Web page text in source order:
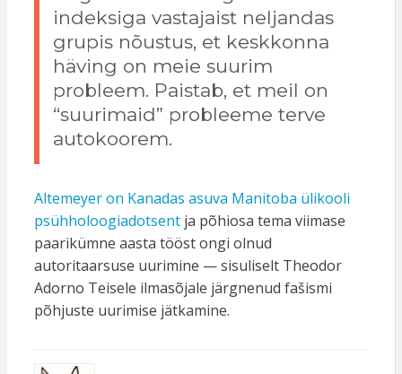
indeksiga vastajaist neljandas
grupis nõustus, et keskkonna
häving on meie suurim
probleem. Paistab, et meil on
“suurimaid” probleeme terve
autokoorem.
Altemeyer on Kanadas asuva Manitoba ülikooli
psühholoogiadotsentja põhiosa tema viimase
paarikümne aasta tööst ongi olnud
autoritaarsuse uurimine — sisuliselt Theodor
Adorno Teisele ilmasõjale järgnenud fašismi
põhjuste uurimise jätkamine.